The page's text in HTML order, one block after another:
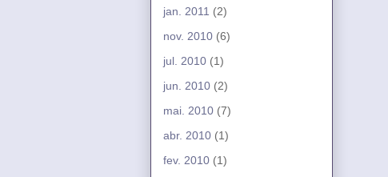
jan. 2011 (2)
nov. 2010 (6)
jul. 2010 (1)
jun. 2010 (2)
mai. 2010 (7)
abr. 2010 (1)
fev. 2010 (1)